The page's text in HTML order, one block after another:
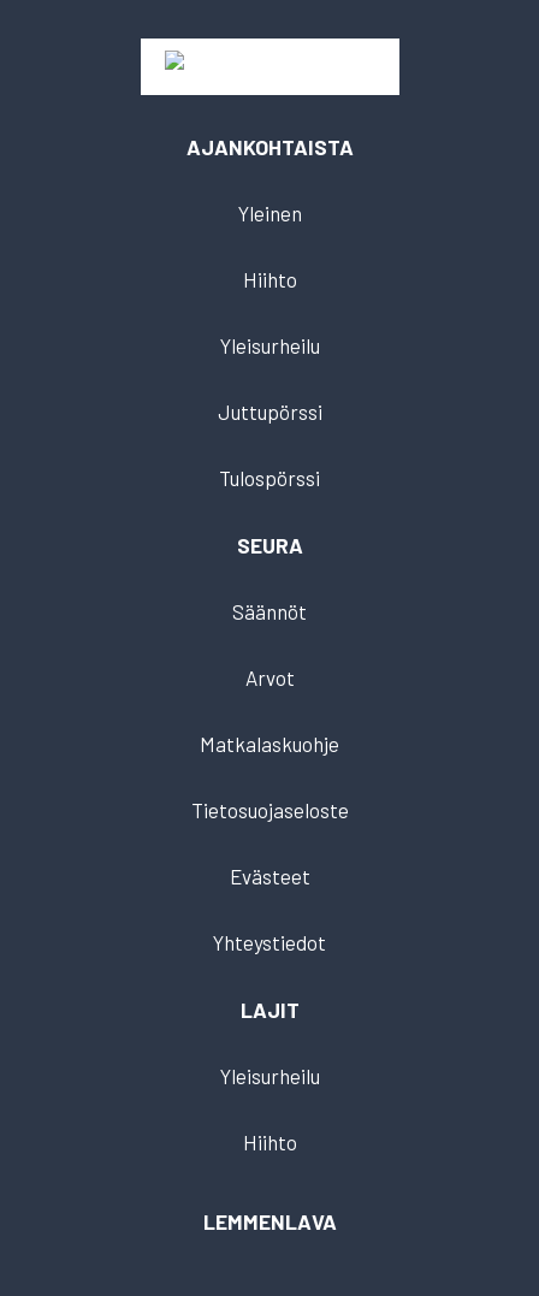
AJANKOHTAISTA
Yleinen
Hiihto
Yleisurheilu
Juttupörssi
Tulospörssi
SEURA
Säännöt
Arvot
Matkalaskuohje
Tietosuojaseloste
Evästeet
Yhteystiedot
LAJIT
Yleisurheilu
Hiihto
LEMMENLAVA